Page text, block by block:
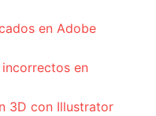
en Adobe
en
3D con Illustrator